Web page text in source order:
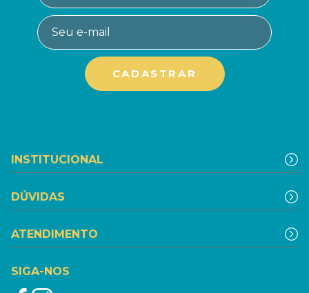
INSTITUCIONAL
DÚVIDAS
ATENDIMENTO
SIGA-NOS